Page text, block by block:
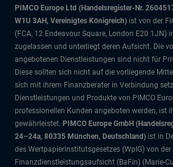
PIMCO Europe Ltd (Handelsregister-Nr.
W1U 3AH, Vereinigtes Königreich) ist von der
(FCA, 12 Endeavour Square, London E20 1JN)
zugelassen und unterliegt deren Aufsicht. Die
angebotenen Dienstleistungen sind nicht für
Diese sollten sich nicht auf die vorliegende
sich mit ihrem Finanzberater in Verbindung
Dienstleistungen und Produkte von PIMCO
professionellen Kunden angeboten werden, ist
gewährleistet. PIMCO Europe GmbH
24–24a, 80335 München, Deutschland) ist in
des Wertpapierinstitutsgesetzes (WpIG) von
Finanzdienstleistungsaufsicht (BaFin) (Marie-